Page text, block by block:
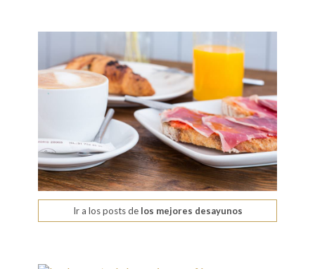
Ir a los posts delos mejores desayunos